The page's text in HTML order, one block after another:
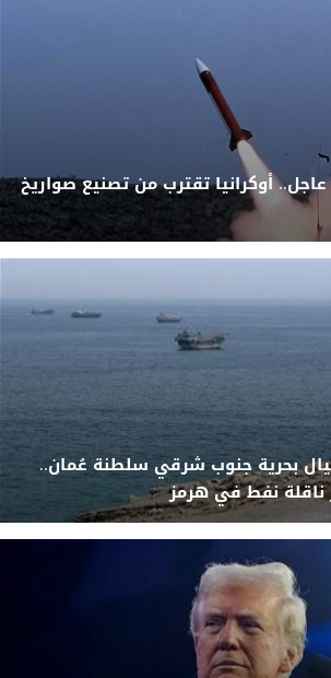
أوكرانيا تقترب من تصنيع صواريخ
على بعد 9 أميال بحرية جنوب شرقي سلطنة عُمان..
ناقلة نفط في هرمز